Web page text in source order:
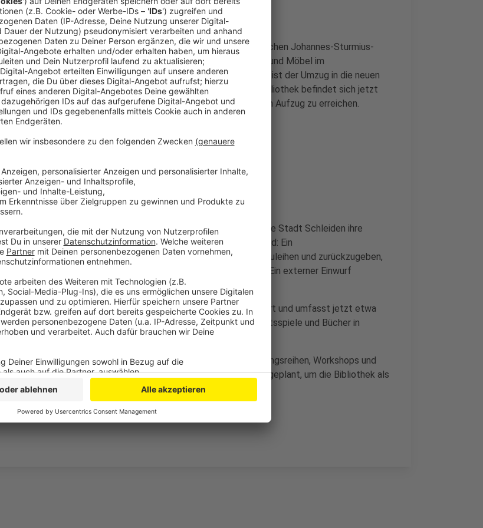
Anzeige
Zuerst war die Bibliothek auch bei dem Brandanschlag im Städtischen Johannes-Sturmius-
Gymnasium schwer beschädigt worden. Dann waren viele Bücher und Möbel im
Ausweichquartier bei der Flutkatastrophe zerstört worden. Jetzt ist der Umzug in die neuen
Räume im Johannes-Sturmius-Gymnasium abgeschlossen. Die Bibliothek befindet sich jetzt
auf dem Dach des Gymnasiums, sie ist auch barrierefrei über einen Aufzug zu erreichen.
Anzeige
Das bietet die neue Stadtbibliothek
Anzeige
Besucherinnen und Besucher können ab sofort mit Ausblick auf die Stadt Schleiden ihre
Bücher lesen. Die Bibliothek ist technisch auf dem neuesten Stand: Ein
Selbstverbuchungsterminal erlaubt es, Medien eigenständig auszuleihen und zurückzugeben,
und Gebühren können künftig auch per EC-Karte bezahlt werden. Ein externer Einwurf
ermöglicht die Rückgabe von Medien rund um die Uhr.
Das Angebot wurde vor allem für Kinder und Jugendliche erweitert und umfasst jetzt etwa
11.500 Medien, darunter neue Genres, Tonie-Figuren, Gesellschaftsspiele und Bücher in
ukrainischer Sprache.
Wie die Bürgerstiftung Schleiden mitteilt, seien neue Veranstaltungsreihen, Workshops und
möglicherweise die Wiederaufnahme des beliebten Kinder-Kinos geplant, um die Bibliothek als
Treffpunkt für alle Generationen zu stärken.
Anzeige